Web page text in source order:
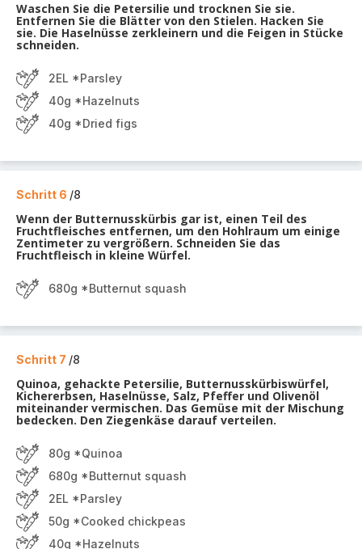
Waschen Sie die Petersilie und trocknen Sie sie.
Entfernen Sie die Blätter von den Stielen. Hacken Sie
sie. Die Haselnüsse zerkleinern und die Feigen in Stücke
schneiden.
2EL *Parsley
40g *Hazelnuts
40g *Dried figs
Schritt 6 /8
Wenn der Butternusskürbis gar ist, einen Teil des
Fruchtfleisches entfernen, um den Hohlraum um einige
Zentimeter zu vergrößern. Schneiden Sie das
Fruchtfleisch in kleine Würfel.
680g *Butternut squash
Schritt 7 /8
Quinoa, gehackte Petersilie, Butternusskürbiswürfel,
Kichererbsen, Haselnüsse, Salz, Pfeffer und Olivenöl
miteinander vermischen. Das Gemüse mit der Mischung
bedecken. Den Ziegenkäse darauf verteilen.
80g *Quinoa
680g *Butternut squash
2EL *Parsley
50g *Cooked chickpeas
40g *Hazelnuts